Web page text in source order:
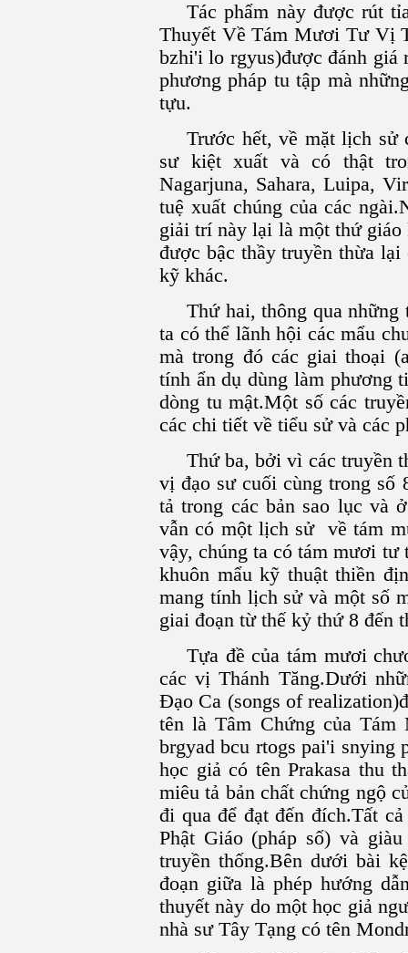
Tác phẩm này được rút
Thuyết Về Tám Mươi Tư Vị
bzhi'i lo rgyus)được đánh giá
phương pháp tu tập mà
tựu.
Trước hết, về mặt lịch sử
sư kiệt xuất và có thật
Nagarjuna, Sahara, Luipa,
tuệ xuất chúng của các
giải trí này lại là một thứ
được bậc thầy truyền thừa
kỹ khác.
Thứ hai, thông qua những
ta có thể lãnh hội các mẩu
mà trong đó các giai thoại
tính ẩn dụ dùng làm phương
dòng tu mật.Một số các
các chi tiết về tiểu sử và các
Thứ ba, bởi vì các truyền
vị đạo sư cuối cùng trong số
tả trong các bản sao lục và
vẫn có một lịch sử về tám
vậy, chúng ta có tám mươi tư
khuôn mẩu kỹ thuật thiền
mang tính lịch sử và một số
giai đoạn từ thế kỷ thứ 8 đến
Tựa đề của tám mươi
các vị Thánh Tăng.Dưới
Ðạo Ca (songs of
tên là Tâm Chứng của
brgyad bcu rtogs pai'i snying
học giả có tên Prakasa thu
miêu tả bản chất chứng ngộ
đi qua để đạt đến đích.Tất
Phật Giáo (pháp số) và
truyền thống.Bên dưới bài
đoạn giữa là phép hướng
thuyết này do một học giả
nhà sư Tây Tạng có tên